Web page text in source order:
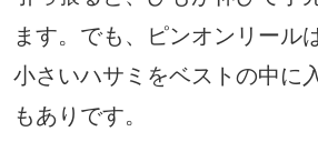
ます。でも、ピンオンリール
小さいハサミをベストの中に
もありです。